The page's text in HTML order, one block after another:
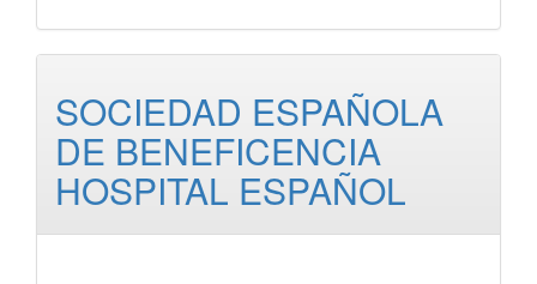
SOCIEDAD ESPAÑOLA
DE BENEFICENCIA
HOSPITAL ESPAÑOL